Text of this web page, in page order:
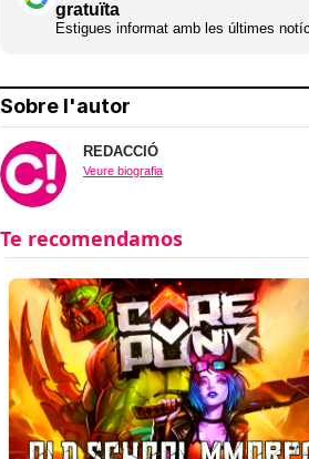
gratuïta
Estigues informat amb les últimes
Sobre l'autor
REDACCIÓ
Veure biografia